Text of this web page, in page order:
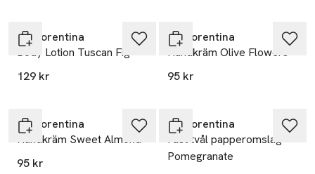
La Florentina
Body Lotion Tuscan Fig
129 kr
La Florentina
Handkräm Olive Flowers
95 kr
La Florentina
Handkräm Sweet Almond
95 kr
La Florentina
Fast tvål papperomslag
Pomegranate